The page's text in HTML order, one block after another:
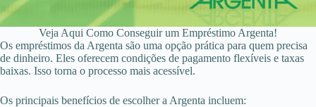
Veja Aqui Como Conseguir um Empréstimo Argenta!
Os empréstimos da Argenta são uma opção prática para quem precisa
de dinheiro. Eles oferecem condições de pagamento flexíveis e taxas
baixas. Isso torna o processo mais acessível.
Os principais benefícios de escolher a Argenta incluem: